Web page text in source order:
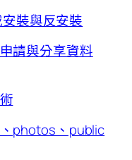
裝與反安裝
請與分享資料
photos、public